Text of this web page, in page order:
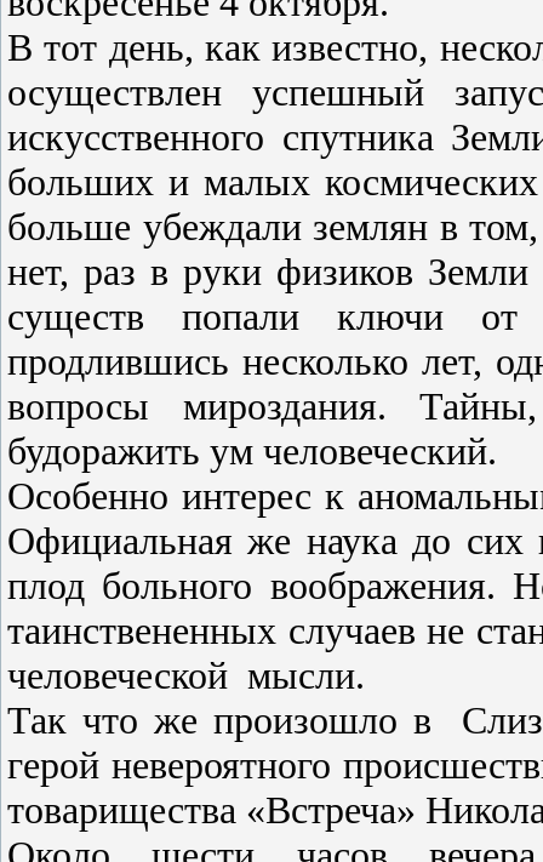
В тот день, как известно,
осуществлен успешный
искусс­твенного спутника
больших и малых
больше убеждали землян в том,
нет, раз в руки физиков
существ попали ключи от
продлившись несколько лет,
вопросы мироздания.
будоражить ум человеческий.
Особенно интерес к
Официальная же наука до сих
плод больного воображения.
таинствен­енных случаев не
человеческой мысли.
Так что же произошло в
герой невероятного
товарищества «Встреча»